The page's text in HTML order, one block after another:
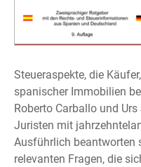
Steueraspekte, die
spanischer Immobilien
Roberto Carballo und
Juristen mit
Ausführlich beantworten
relevanten Fragen, die